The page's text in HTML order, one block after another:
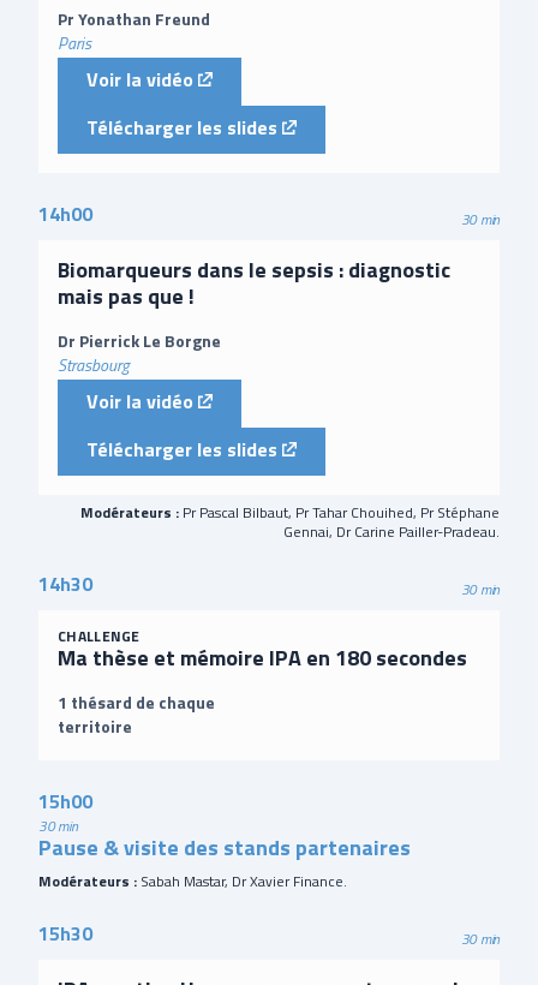
Pr Yonathan Freund
Paris
Voir la vidéo(external link)
Télécharger les slides
(external link)
14h00 30 min
Biomarqueurs dans le sepsis : diagnostic
mais pas que !
Dr Pierrick Le Borgne
Strasbourg
Voir la vidéo(external link)
Télécharger les slides
(external link)
Modérateurs : Pr Pascal Bilbaut, Pr Tahar Chouihed, Pr Stéphane
Gennai, Dr Carine Pailler-Pradeau.
14h30 30 min
CHALLENGE
Ma thèse et mémoire IPA en 180 secondes
1 thésard de chaque
territoire
15h00
30 min
Pause & visite des stands partenaires
Modérateurs : Sabah Mastar, Dr Xavier Finance.
15h30 30 min